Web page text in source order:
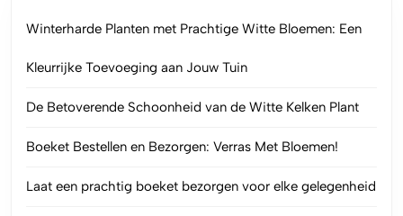
Winterharde Planten met Prachtige Witte Bloemen: Een
Kleurrijke Toevoeging aan Jouw Tuin
De Betoverende Schoonheid van de Witte Kelken Plant
Boeket Bestellen en Bezorgen: Verras Met Bloemen!
Laat een prachtig boeket bezorgen voor elke gelegenheid